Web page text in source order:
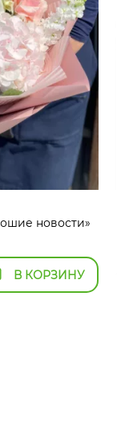
новости»
В КОРЗИНУ